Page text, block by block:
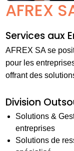
AFREX
Services aux
AFREX SA se
pour les
offrant des
Division
Solutions &
entreprises
Solutions de